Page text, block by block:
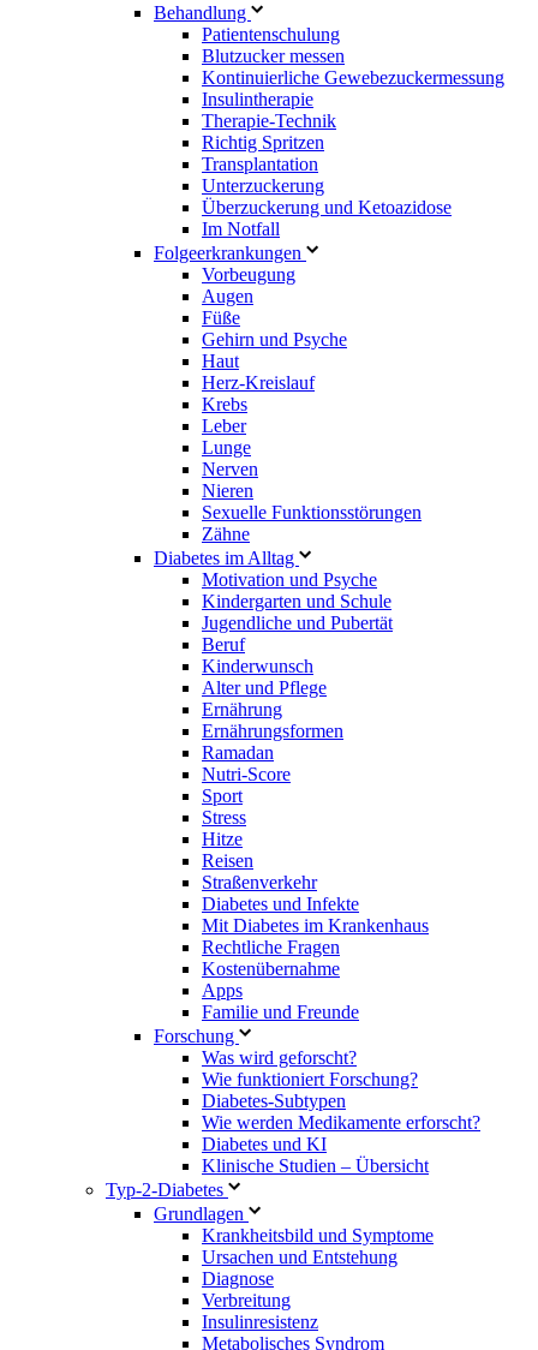
Behandlung
Patientenschulung
Blutzucker messen
Kontinuierliche Gewebezuckermessung
Insulintherapie
Therapie-Technik
Richtig Spritzen
Transplantation
Unterzuckerung
Überzuckerung und Ketoazidose
Im Notfall
Folgeerkrankungen
Vorbeugung
Augen
Füße
Gehirn und Psyche
Haut
Herz-Kreislauf
Krebs
Leber
Lunge
Nerven
Nieren
Sexuelle Funktionsstörungen
Zähne
Diabetes im Alltag
Motivation und Psyche
Kindergarten und Schule
Jugendliche und Pubertät
Beruf
Kinderwunsch
Alter und Pflege
Ernährung
Ernährungsformen
Ramadan
Nutri-Score
Sport
Stress
Hitze
Reisen
Straßenverkehr
Diabetes und Infekte
Mit Diabetes im Krankenhaus
Rechtliche Fragen
Kostenübernahme
Apps
Familie und Freunde
Forschung
Was wird geforscht?
Wie funktioniert Forschung?
Diabetes-Subtypen
Wie werden Medikamente erforscht?
Diabetes und KI
Klinische Studien – Übersicht
Typ-2-Diabetes
Grundlagen
Krankheitsbild und Symptome
Ursachen und Entstehung
Diagnose
Verbreitung
Insulinresistenz
Metabolisches Syndrom